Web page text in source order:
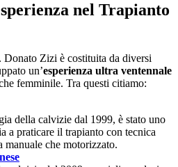
nel Trapianto
Donato Zizi è costituita da diversi
un’esperienza ultra ventennale
femminile. Tra questi citiamo:
della calvizie dal 1999, è stato uno
a praticare il trapianto con tecnica
manuale che motorizzato.